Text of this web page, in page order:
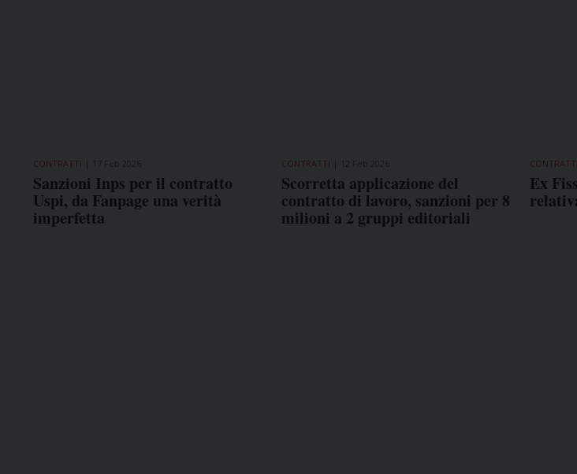
CONTRATTI
Sanzioni Inps per il contratto
Uspi, da Fanpage una verità
imperfetta
CONTRATTI
Scorretta applicazione del
contratto di lavoro, sanzioni per 8
milioni a 2 gruppi editoriali
CONTRATTI
Ex